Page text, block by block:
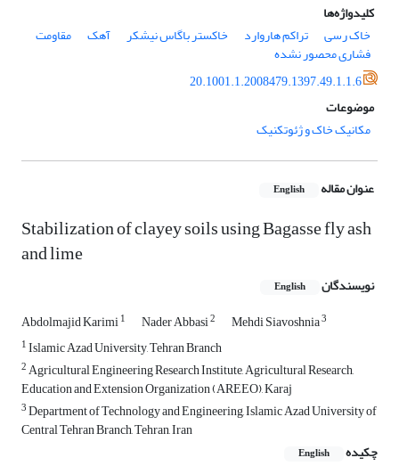
کلیدواژه‌ها
خاک رسی
تراکم هاروارد خاکستر باگاس نیشکر آهک مقاومت
فشاری محصور نشده
20.1001.1.2008479.1397.49.1.1.6
موضوعات
مکانیک خاک و ژئوتکنیک
عنوان مقاله English
Stabilization of clayey soils using Bagasse fly ash
and lime
نویسندگان English
Abdolmajid Karimi1 Nader Abbasi2 Mehdi Siavoshnia3
1Islamic Azad University, Tehran Branch
2Agricultural Engineering Research Institute, Agricultural Research,
Education and Extension Organization (AREEO), Karaj
3Department of Technology and Engineering, Islamic Azad University of
Central Tehran Branch, Tehran, Iran
چکیده
English